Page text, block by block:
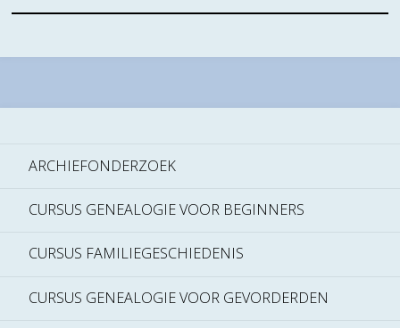
ARCHIEFONDERZOEK
CURSUS GENEALOGIE VOOR BEGINNERS
CURSUS FAMILIEGESCHIEDENIS
CURSUS GENEALOGIE VOOR GEVORDERDEN